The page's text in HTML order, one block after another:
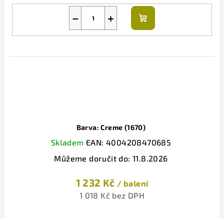
+
−
Do
košíku
Barva: Creme (1670)
Skladem EAN: 4004208470685
Můžeme doručit do: 11.8.2026
1 232 Kč / balení
1 018 Kč bez DPH